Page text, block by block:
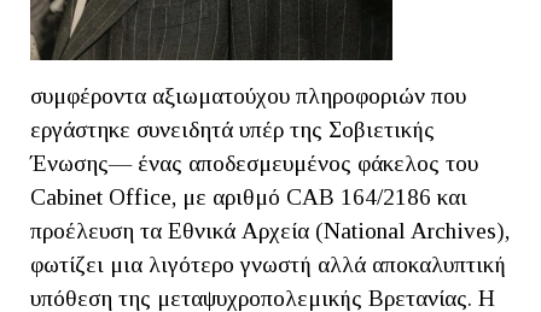
συμφέροντα αξιωματούχου πληροφοριών που
εργάστηκε συνειδητά υπέρ της Σοβιετικής
Ένωσης— ένας αποδεσμευμένος φάκελος του
Cabinet Office, με αριθμό CAB 164/2186 και
προέλευση τα Εθνικά Αρχεία (National Archives),
φωτίζει μια λιγότερο γνωστή αλλά αποκαλυπτική
υπόθεση της μεταψυχροπολεμικής Βρετανίας. Η